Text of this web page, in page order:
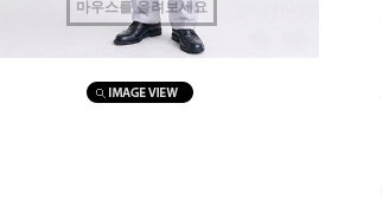
마우스를 올려보세요